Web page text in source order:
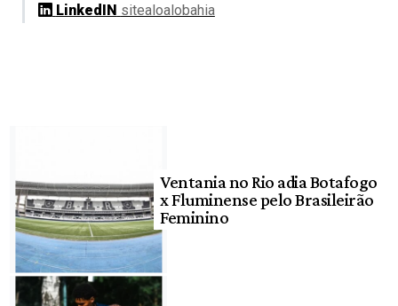
LinkedIN sitealoalobahia
Ventania no Rio adia Botafogo
x Fluminense pelo Brasileirão
Feminino